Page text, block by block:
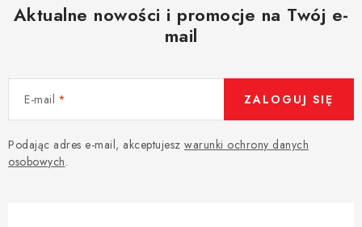
Aktualne nowości i promocje na Twój e-
mail
E-mail
Podając adres e-mail, akceptujesz warunki ochrony danych
osobowych.
ZALOGUJ SIĘ